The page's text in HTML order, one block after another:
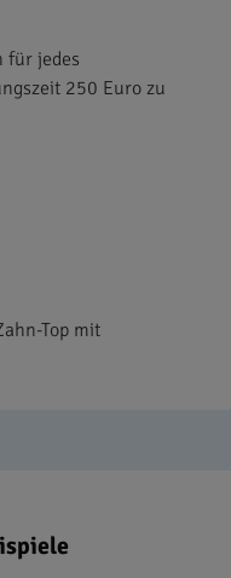
für jedes
250 Euro zu
Top mit